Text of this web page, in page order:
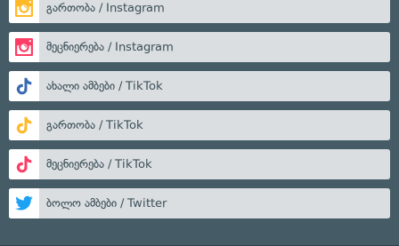
გართობა / Instagram
მეცნიერება / Instagram
ახალი ამბები / TikTok
გართობა / TikTok
მეცნიერება / TikTok
ბოლო ამბები / Twitter